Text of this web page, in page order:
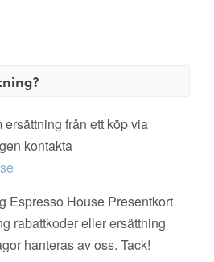
ersättning från ett köp via
kontakta
Espresso House Presentkort
rabattkoder eller ersättning
hanteras av oss. Tack!